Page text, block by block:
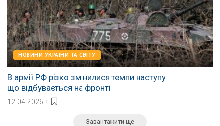
НОВИНИ УКРАЇНИ ТА СВІТУ
В армії РФ різко змінилися темпи наступу:
що відбувається на фронті
12.04.2026
Завантажити ще